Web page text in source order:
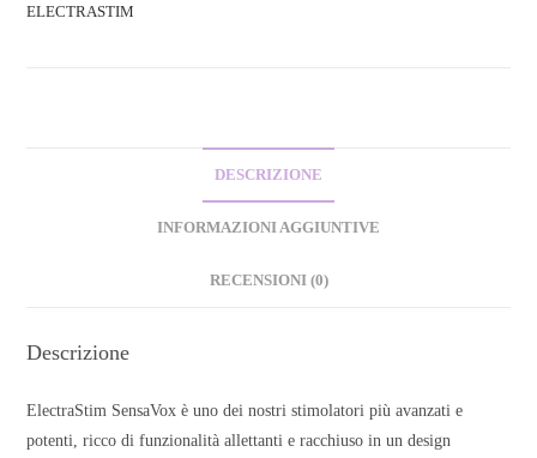
ELECTRASTIM
DESCRIZIONE
INFORMAZIONI AGGIUNTIVE
RECENSIONI (0)
Descrizione
ElectraStim SensaVox è uno dei nostri stimolatori più avanzati e
potenti, ricco di funzionalità allettanti e racchiuso in un design